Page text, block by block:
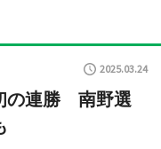
2025.03.24
の連勝 南野選